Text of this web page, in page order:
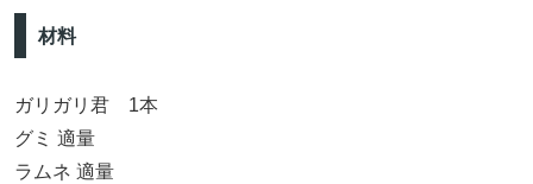
材料
ガリガリ君 1本
グミ 適量
ラムネ 適量